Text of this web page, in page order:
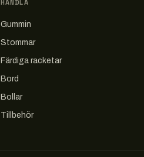
HANDLA
Gummin
Stommar
Färdiga racketar
Bord
Bollar
Tillbehör